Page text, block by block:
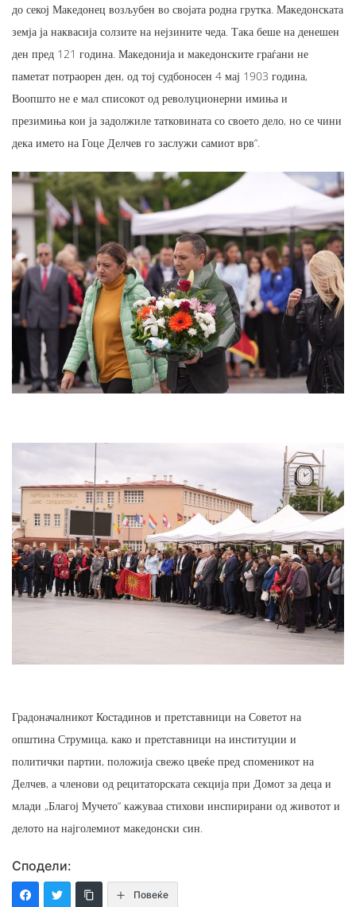
до секој Македонец возљубен во својата родна грутка. Македонската
земја ја наквасија солзите на нејзините чеда. Така беше на денешен
ден пред 121 година. Македонија и македонските граѓани не
паметат потраорен ден, од тој судбоносен 4 мај 1903 година,
Воопшто не е мал списокот од револуционерни имиња и
презимиња кои ја задолжиле татковината со своето дело, но се чини
дека името на Гоце Делчев го заслужи самиот врв“.
Градоначалникот Костадинов и претставници на Советот на
општина Струмица, како и претставници на институции и
политички партии, положија свежо цвеќе пред споменикот на
Делчев, а членови од рецитаторската секција при Домот за деца и
млади „Благој Мучето“ кажуваа стихови инспирирани од животот и
делото на најголемиот македонски син.
Сподели:
Повеќе